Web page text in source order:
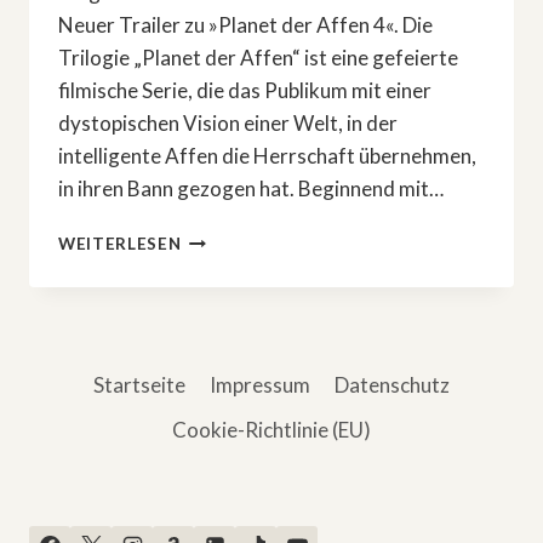
Neuer Trailer zu »Planet der Affen 4«. Die
Trilogie „Planet der Affen“ ist eine gefeierte
filmische Serie, die das Publikum mit einer
dystopischen Vision einer Welt, in der
intelligente Affen die Herrschaft übernehmen,
in ihren Bann gezogen hat. Beginnend mit…
WEITERLESEN NEUER
ZU
4«
Startseite Impressum
Datenschutz
Cookie-Richtlinie (EU)